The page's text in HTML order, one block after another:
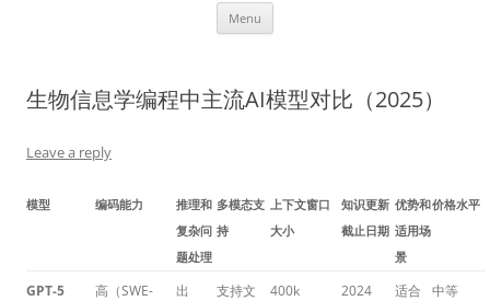
Menu
生物信息学编程中主流AI模型对比（2025）
Leave a reply
模型 编码能力
推理和
复杂问
题处理
多模态支
持
上下文窗口
大小
知识更新
截止日期
优势和
适用场
景
价格水平
GPT-5
高（SWE-
出
支持文
400k
2024
适合
中等